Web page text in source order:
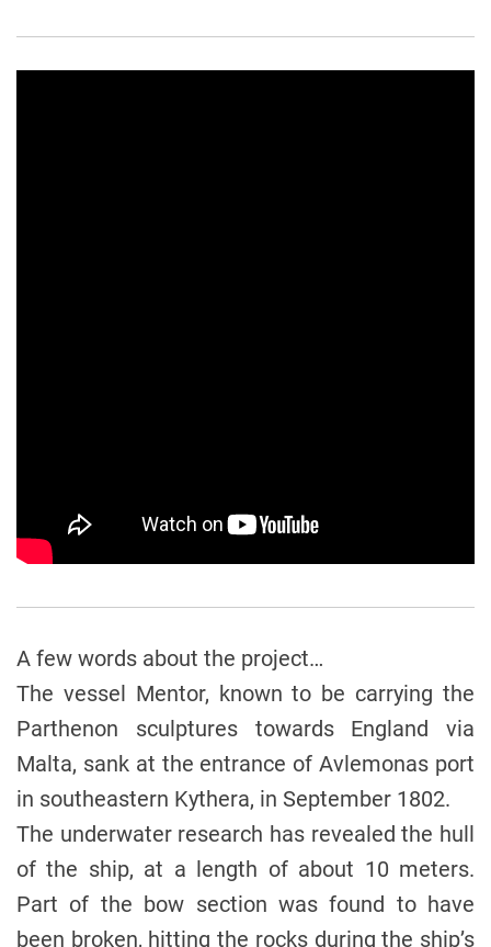
A few words about the project…
The vessel Mentor, known to be carrying the
Parthenon sculptures towards England via
Malta, sank at the entrance of Avlemonas port
in southeastern Kythera, in September 1802.
The underwater research has revealed the hull
of the ship, at a length of about 10 meters.
Part of the bow section was found to have
been broken, hitting the rocks during the ship’s